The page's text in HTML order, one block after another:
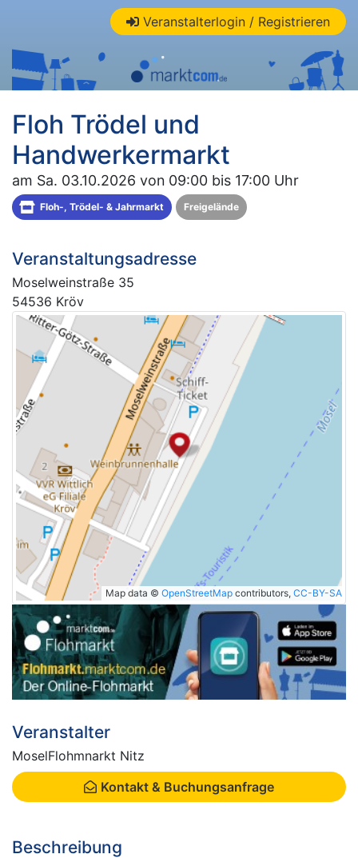
Veranstalterlogin / Registrieren
Floh Trödel und
Handwerkermarkt
am Sa. 03.10.2026 von 09:00 bis 17:00 Uhr
Floh-, Trödel- & Jahrmarkt Freigelände
Veranstaltungsadresse
Moselweinstraße 35
54536 Kröv
Map data © OpenStreetMap contributors, CC-BY-SA
Veranstalter
MoselFlohmnarkt Nitz
Kontakt & Buchungsanfrage
Beschreibung